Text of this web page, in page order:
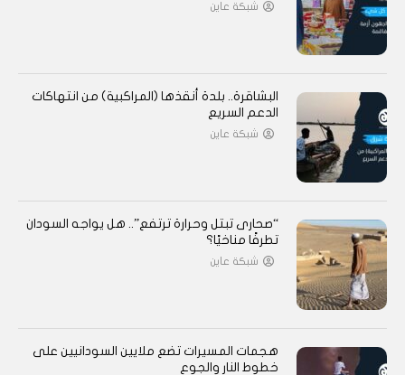
شبكة عاين
البشاقرة.. بلدة أنقذها (المراكبية) من انتهاكات
الدعم السريع
شبكة عاين
“صحارى تبتل وحرارة ترتفع”.. هل يواجه السودان
تطرفًا مناخيًا؟
شبكة عاين
هجمات المسيرات تضع ملايين السودانيين على
خطوط النار والجوع